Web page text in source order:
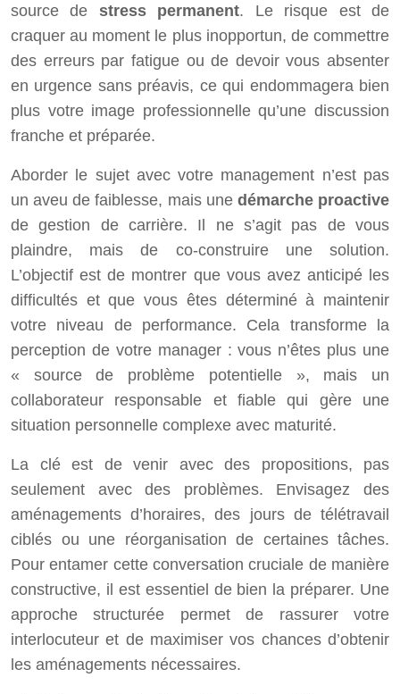
source de stress permanent. Le risque est de
craquer au moment le plus inopportun, de commettre
des erreurs par fatigue ou de devoir vous absenter
en urgence sans préavis, ce qui endommagera bien
plus votre image professionnelle qu’une discussion
franche et préparée.
Aborder le sujet avec votre management n’est pas
un aveu de faiblesse, mais une démarche proactive
de gestion de carrière. Il ne s’agit pas de vous
plaindre, mais de co-construire une solution.
L’objectif est de montrer que vous avez anticipé les
difficultés et que vous êtes déterminé à maintenir
votre niveau de performance. Cela transforme la
perception de votre manager : vous n’êtes plus une
« source de problème potentielle », mais un
collaborateur responsable et fiable qui gère une
situation personnelle complexe avec maturité.
La clé est de venir avec des propositions, pas
seulement avec des problèmes. Envisagez des
aménagements d’horaires, des jours de télétravail
ciblés ou une réorganisation de certaines tâches.
Pour entamer cette conversation cruciale de manière
constructive, il est essentiel de bien la préparer. Une
approche structurée permet de rassurer votre
interlocuteur et de maximiser vos chances d’obtenir
les aménagements nécessaires.